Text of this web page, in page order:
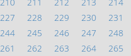
227 228 229 230 231
244 245 246 247 248
261 262 263 264 265